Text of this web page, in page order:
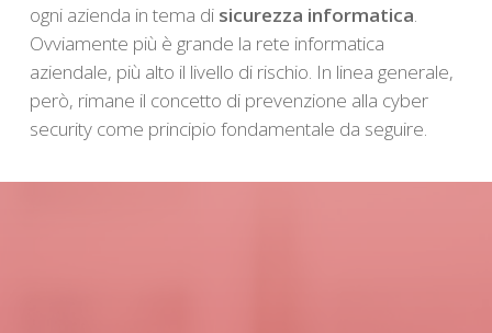
ogni azienda in tema di sicurezza informatica.
Ovviamente più è grande la rete informatica
aziendale, più alto il livello di rischio. In linea generale,
però, rimane il concetto di prevenzione alla cyber
security come principio fondamentale da seguire.